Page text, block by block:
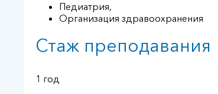
Педиатрия,
Организация здравоохранения
Стаж преподавания
1 год